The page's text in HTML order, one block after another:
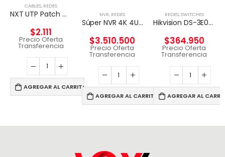
CABLES, REDES
NXT UTP Patch Cord Cat5e 2m CM – GRIS
$2.111
Precio Oferta
Transferencia
AGREGAR AL CARRITO
NVR, REDES
Súper NVR 4K 4U de 256 canales
$3.510.500
Precio Oferta
Transferencia
AGREGAR AL CARRITO
REDES,SWITCHES
Hikvision DS-3E0326P-E – Conmutador – sin gestionar – 24 x 10/100 (8 PoE) + 2 x Gigabit SFP (enlace ascendente) – sobremesa – PoE+ (370 W)
$364.950
Precio Oferta
Transferencia
AGREGAR AL